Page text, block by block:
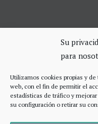
Su
para
Utilizamos cookies propias y
web, con el fin de permitir el
estadísticas de tráfico y
su configuración o retirar su
Apertura